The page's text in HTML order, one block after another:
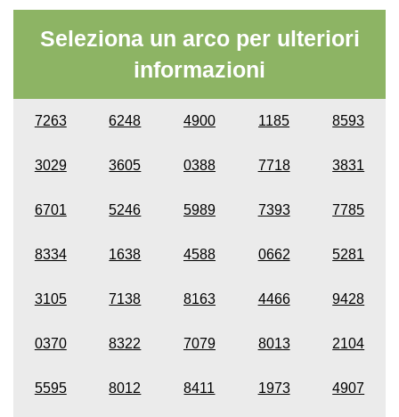
Seleziona un arco per ulteriori
informazioni
7263 6248 4900 1185 8593
3029 3605 0388 7718 3831
6701 5246 5989 7393 7785
8334 1638 4588 0662 5281
3105 7138 8163 4466 9428
0370 8322 7079 8013 2104
5595 8012 8411 1973 4907